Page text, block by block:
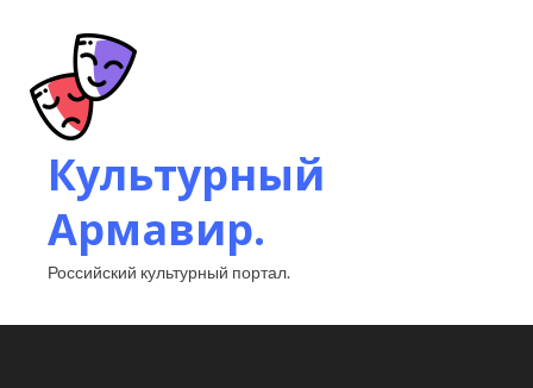
Культурный
Армавир.
Российский культурный портал.